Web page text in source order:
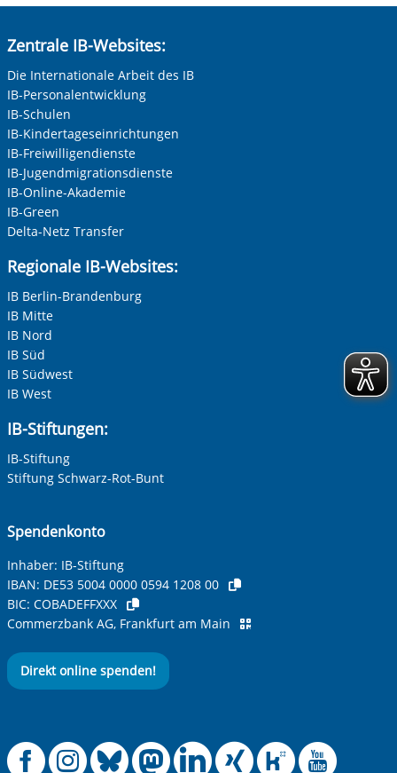
Vorherige Folie anzeigen
Zentrale IB-Websites:
Die Internationale Arbeit des IB
IB-Personalentwicklung
IB-Schulen
IB-Kindertageseinrichtungen
IB-Freiwilligendienste
IB-Jugendmigrationsdienste
IB-Online-Akademie
IB-Green
Delta-Netz Transfer
Regionale IB-Websites:
IB Berlin-Brandenburg
IB Mitte
IB Nord
IB Süd
IB Südwest
IB West
IB-Stiftungen:
IB-Stiftung
Stiftung Schwarz-Rot-Bunt
Spendenkonto
Inhaber: IB-Stiftung
IBAN: DE53 5004 0000 0594 1208 00
BIC: COBADEFFXXX
Commerzbank AG, Frankfurt am Main
Direkt online spenden!
Offizielle
Offizielle
Offizielle
Offizielle
Offizielle